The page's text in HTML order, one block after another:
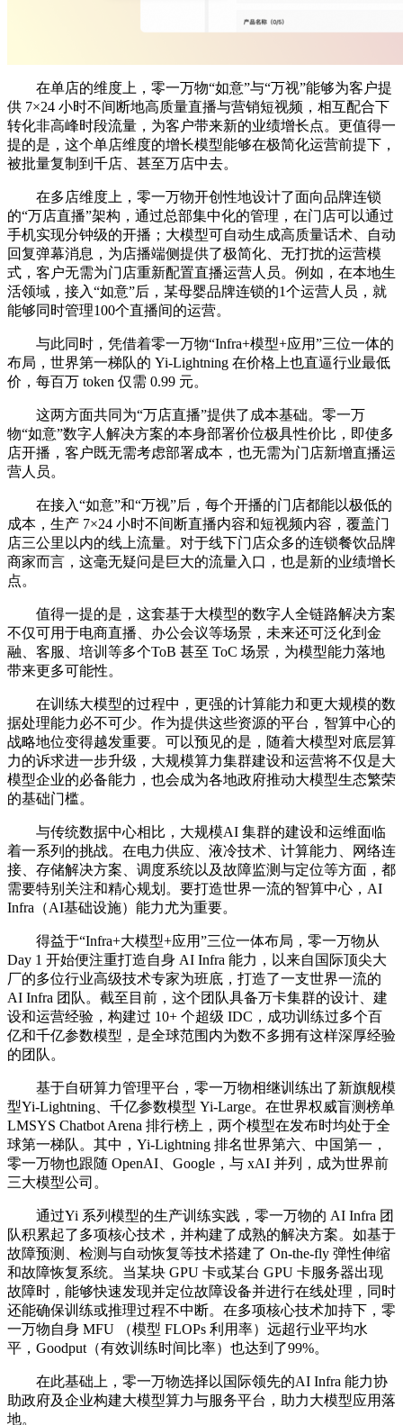
在单店的维度上，零一万物“如意”与“万视”能够为客户提
供 7×24 小时不间断地高质量直播与营销短视频，相互配合下
转化非高峰时段流量，为客户带来新的业绩增长点。更值得一
提的是，这个单店维度的增长模型能够在极简化运营前提下，
被批量复制到千店、甚至万店中去。
在多店维度上，零一万物开创性地设计了面向品牌连锁
的“万店直播”架构，通过总部集中化的管理，在门店可以通过
手机实现分钟级的开播；大模型可自动生成高质量话术、自动
回复弹幕消息，为店播端侧提供了极简化、无打扰的运营模
式，客户无需为门店重新配置直播运营人员。例如，在本地生
活领域，接入“如意”后，某母婴品牌连锁的1个运营人员，就
能够同时管理100个直播间的运营。
与此同时，凭借着零一万物“Infra+模型+应用”三位一体的
布局，世界第一梯队的 Yi-Lightning 在价格上也直逼行业最低
价，每百万 token 仅需 0.99 元。
这两方面共同为“万店直播”提供了成本基础。零一万
物“如意”数字人解决方案的本身部署价位极具性价比，即使多
店开播，客户既无需考虑部署成本，也无需为门店新增直播运
营人员。
在接入“如意”和“万视”后，每个开播的门店都能以极低的
成本，生产 7×24 小时不间断直播内容和短视频内容，覆盖门
店三公里以内的线上流量。对于线下门店众多的连锁餐饮品牌
商家而言，这毫无疑问是巨大的流量入口，也是新的业绩增长
点。
值得一提的是，这套基于大模型的数字人全链路解决方案
不仅可用于电商直播、办公会议等场景，未来还可泛化到金
融、客服、培训等多个ToB 甚至 ToC 场景，为模型能力落地
带来更多可能性。
在训练大模型的过程中，更强的计算能力和更大规模的数
据处理能力必不可少。作为提供这些资源的平台，智算中心的
战略地位变得越发重要。可以预见的是，随着大模型对底层算
力的诉求进一步升级，大规模算力集群建设和运营将不仅是大
模型企业的必备能力，也会成为各地政府推动大模型生态繁荣
的基础门槛。
与传统数据中心相比，大规模AI 集群的建设和运维面临
着一系列的挑战。在电力供应、液冷技术、计算能力、网络连
接、存储解决方案、调度系统以及故障监测与定位等方面，都
需要特别关注和精心规划。要打造世界一流的智算中心，AI
Infra（AI基础设施）能力尤为重要。
得益于“Infra+大模型+应用”三位一体布局，零一万物从
Day 1 开始便注重打造自身 AI Infra 能力，以来自国际顶尖大
厂的多位行业高级技术专家为班底，打造了一支世界一流的
AI Infra 团队。截至目前，这个团队具备万卡集群的设计、建
设和运营经验，构建过 10+ 个超级 IDC，成功训练过多个百
亿和千亿参数模型，是全球范围内为数不多拥有这样深厚经验
的团队。
基于自研算力管理平台，零一万物相继训练出了新旗舰模
型Yi-Lightning、千亿参数模型 Yi-Large。在世界权威盲测榜单
LMSYS Chatbot Arena 排行榜上，两个模型在发布时均处于全
球第一梯队。其中，Yi-Lightning 排名世界第六、中国第一，
零一万物也跟随 OpenAI、Google，与 xAI 并列，成为世界前
三大模型公司。
通过Yi 系列模型的生产训练实践，零一万物的 AI Infra 团
队积累起了多项核心技术，并构建了成熟的解决方案。如基于
故障预测、检测与自动恢复等技术搭建了 On-the-fly 弹性伸缩
和故障恢复系统。当某块 GPU 卡或某台 GPU 卡服务器出现
故障时，能够快速发现并定位故障设备并进行在线处理，同时
还能确保训练或推理过程不中断。在多项核心技术加持下，零
一万物自身 MFU （模型 FLOPs 利用率）远超行业平均水
平，Goodput（有效训练时间比率）也达到了99%。
在此基础上，零一万物选择以国际领先的AI Infra 能力协
助政府及企业构建大模型算力与服务平台，助力大模型应用落
地。